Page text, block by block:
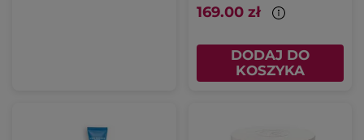
169.00 zł
DODAJ DO
KOSZYKA